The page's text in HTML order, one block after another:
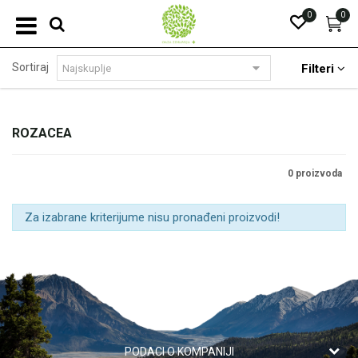
0
0
ROZACEA
Sortiraj Filteri
0 proizvoda
Za izabrane kriterijume nisu pronađeni proizvodi!
PODACI O KOMPANIJI